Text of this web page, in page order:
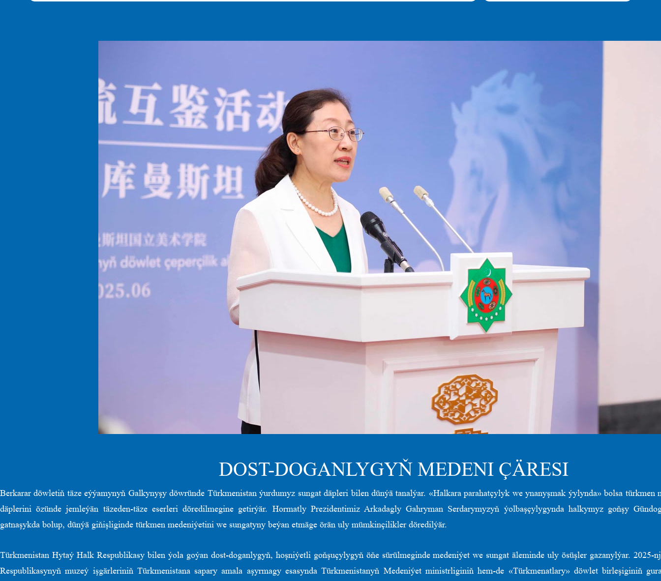
DOST-DOGANLYGYŇ MEDENI ÇÄRESI
Berkarar döwletiň täze eýýamynyň Galkynyşy döwründe Türkmenistan ýurdumyz sungat däpleri bilen dünýä tanalýar. «Halkara parahatçylyk we ynanyşmak ýylynda» bolsa
däplerini özünde jemleýän täzeden-täze eserleri döredilmegine getirýär. Hormatly Prezidentimiz Arkadagly Gahryman Serdarymyzyň ýolbaşçylygynda halkymyz goňşy
gatnaşykda bolup, dünýä giňişliginde türkmen medeniýetini we sungatyny beýan etmäge örän uly mümkinçilikler döredilýär.
Türkmenistan Hytaý Halk Respublikasy bilen ýola goýan dost-doganlygyň, hoşniýetli goňşuçylygyň öňe sürülmeginde medeniýet we sungat äleminde uly ösüşler gazanylýar.
Respublikasynyň muzeý işgärleriniň Türkmenistana sapary amala aşyrmagy esasynda Türkmenistanyň Medeniýet ministrliginiň hem-de «Türkmenatlary» döwlet birleşiginiň